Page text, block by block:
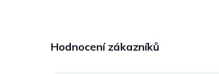
Hodnocení zákazníků